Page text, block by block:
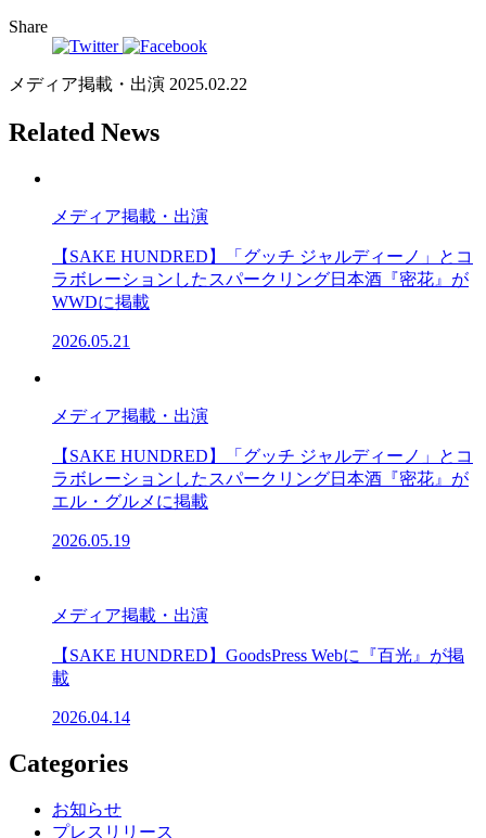
Share
メディア掲載・出演 2025.02.22
Related News
メディア掲載・出演
【SAKE HUNDRED】「グッチ ジャルディーノ」とコ
ラボレーションしたスパークリング日本酒『密花』が
WWDに掲載
2026.05.21
メディア掲載・出演
【SAKE HUNDRED】「グッチ ジャルディーノ」とコ
ラボレーションしたスパークリング日本酒『密花』が
エル・グルメに掲載
2026.05.19
メディア掲載・出演
【SAKE HUNDRED】GoodsPress Webに『百光』が掲
載
2026.04.14
Categories
お知らせ
プレスリリース